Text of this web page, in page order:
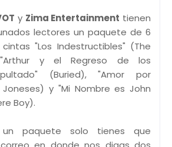
y Zima Entertainment tienen
lectores un paquete de 6
"Los Indestructibles" (The
"Arthur y el Regreso de los
(Buried), "Amor por
y "Mi Nombre es John
Boy).
paquete solo tienes que